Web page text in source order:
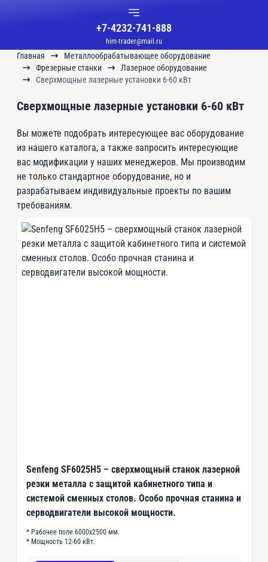
+7-4232-741-888
him-trader@mail.ru
Главная
Металлообрабатывающее оборудование
Фрезерные станки
Лазерное оборудование
Сверхмощные лазерные установки 6-60 кВт
Сверхмощные лазерные установки 6-60 кВт
Вы можете подобрать интересующее вас оборудование
из нашего каталога, а также запросить интересующие
вас модификации у наших менеджеров. Мы производим
не только стандартное оборудование, но и
разрабатываем индивидуальные проекты по вашим
требованиям.
Senfeng SF6025H5 – сверхмощный станок лазерной
резки металла с защитой кабинетного типа и
системой сменных столов. Особо прочная станина и
серводвигатели высокой мощности.
* Рабочее поле 6000х2500 мм.
* Мощность 12-60 кВт.